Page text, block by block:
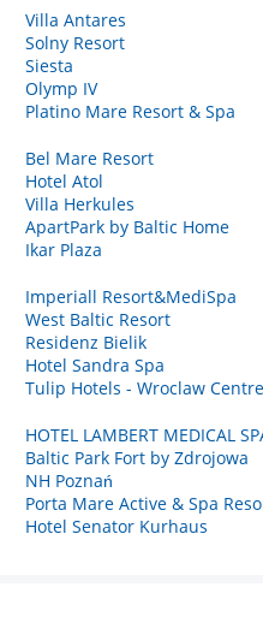
Villa Antares
Solny Resort
Siesta
Olymp IV
Platino Mare Resort & Spa
Bel Mare Resort
Hotel Atol
Villa Herkules
ApartPark by Baltic Home
Ikar Plaza
Imperiall Resort&MediSpa
West Baltic Resort
Residenz Bielik
Hotel Sandra Spa
Tulip Hotels - Wroclaw Centre
HOTEL LAMBERT MEDICAL
Baltic Park Fort by Zdrojowa
NH Poznań
Porta Mare Active & Spa
Hotel Senator Kurhaus